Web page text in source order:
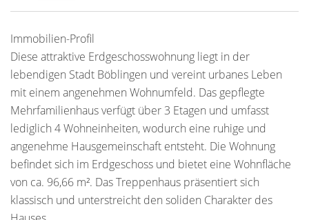
Immobilien-Profil
Diese attraktive Erdgeschosswohnung liegt in der
lebendigen Stadt Böblingen und vereint urbanes Leben
mit einem angenehmen Wohnumfeld. Das gepflegte
Mehrfamilienhaus verfügt über 3 Etagen und umfasst
lediglich 4 Wohneinheiten, wodurch eine ruhige und
angenehme Hausgemeinschaft entsteht. Die Wohnung
befindet sich im Erdgeschoss und bietet eine Wohnfläche
von ca. 96,66 m². Das Treppenhaus präsentiert sich
klassisch und unterstreicht den soliden Charakter des